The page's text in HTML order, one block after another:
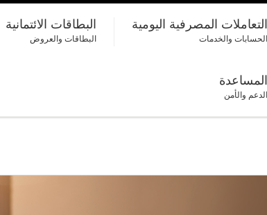
التعاملات المصرفية اليومية
الحسابات والخدمات
البطاقات الائتمانية
البطاقات والعروض
المساعدة
الدعم والأمن